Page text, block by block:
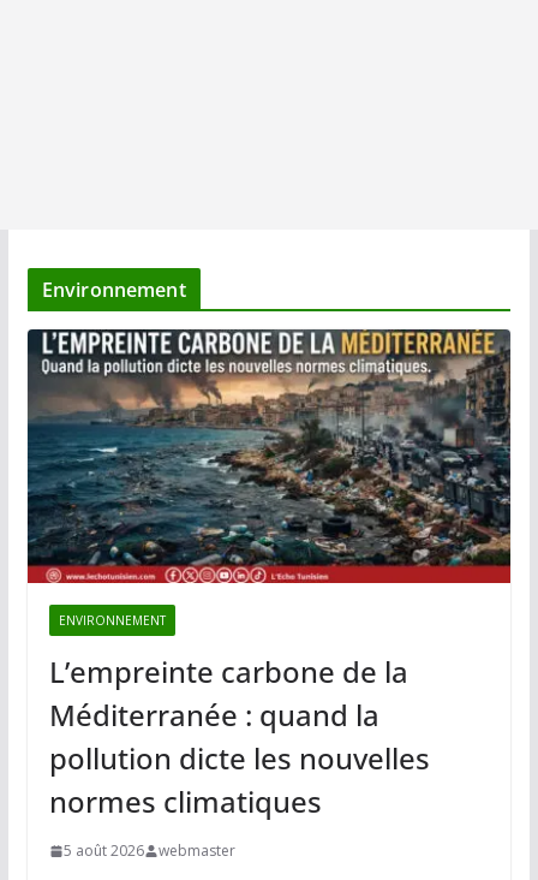
Environnement
ENVIRONNEMENT
L’empreinte carbone de la
Méditerranée : quand la
pollution dicte les nouvelles
normes climatiques
5 août 2026 webmaster